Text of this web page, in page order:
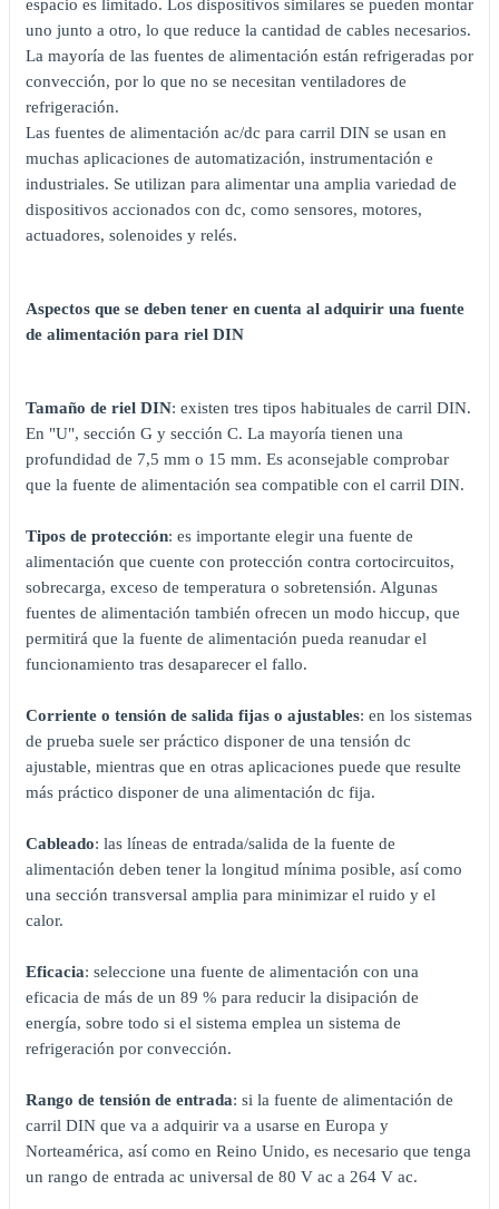
espacio es limitado. Los dispositivos similares se pueden montar
uno junto a otro, lo que reduce la cantidad de cables necesarios.
La mayoría de las fuentes de alimentación están refrigeradas por
convección, por lo que no se necesitan ventiladores de
refrigeración.
Las fuentes de alimentación ac/dc para carril DIN se usan en
muchas aplicaciones de automatización, instrumentación e
industriales. Se utilizan para alimentar una amplia variedad de
dispositivos accionados con dc, como sensores, motores,
actuadores, solenoides y relés.
Aspectos que se deben tener en cuenta al adquirir una fuente
de alimentación para riel DIN
Tamaño de riel DIN: existen tres tipos habituales de carril DIN.
En "U", sección G y sección C. La mayoría tienen una
profundidad de 7,5 mm o 15 mm. Es aconsejable comprobar
que la fuente de alimentación sea compatible con el carril DIN.
Tipos de protección: es importante elegir una fuente de
alimentación que cuente con protección contra cortocircuitos,
sobrecarga, exceso de temperatura o sobretensión. Algunas
fuentes de alimentación también ofrecen un modo hiccup, que
permitirá que la fuente de alimentación pueda reanudar el
funcionamiento tras desaparecer el fallo.
Corriente o tensión de salida fijas o ajustables: en los sistemas
de prueba suele ser práctico disponer de una tensión dc
ajustable, mientras que en otras aplicaciones puede que resulte
más práctico disponer de una alimentación dc fija.
Cableado: las líneas de entrada/salida de la fuente de
alimentación deben tener la longitud mínima posible, así como
una sección transversal amplia para minimizar el ruido y el
calor.
Eficacia: seleccione una fuente de alimentación con una
eficacia de más de un 89 % para reducir la disipación de
energía, sobre todo si el sistema emplea un sistema de
refrigeración por convección.
Rango de tensión de entrada: si la fuente de alimentación de
carril DIN que va a adquirir va a usarse en Europa y
Norteamérica, así como en Reino Unido, es necesario que tenga
un rango de entrada ac universal de 80 V ac a 264 V ac.